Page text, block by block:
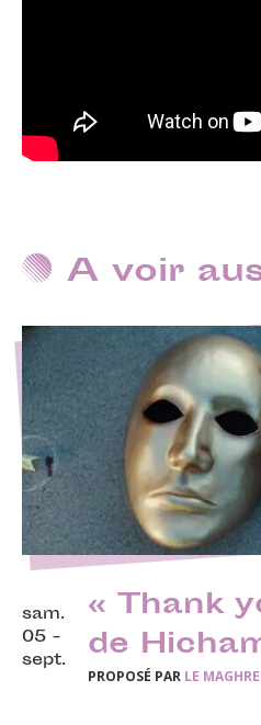
A voir
sam.
05 -
sept.
« Thank
de
PROPOSÉ PAR LE